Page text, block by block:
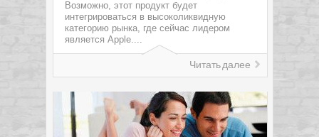
Возможно, этот продукт будет
интегрироваться в высоколиквидную
категорию рынка, где сейчас лидером
является Apple....
Читать далее